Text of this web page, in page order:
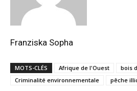
Franziska Sopha
MOTS-CLÉS Afrique de l'Ouest
bois
Criminalité environnementale
pêche